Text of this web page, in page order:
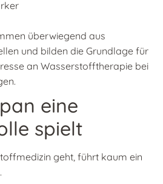
überwiegend aus
und bilden die Grundlage für
an Wasserstofftherapie bei
eine
spielt
geht, führt kaum ein